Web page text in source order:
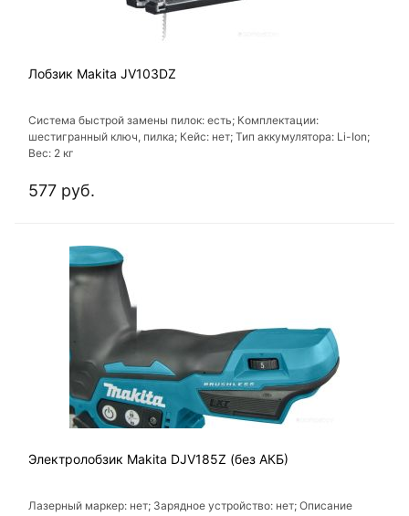
Лобзик Makita JV103DZ
Система быстрой замены пилок: есть; Комплектации:
шестигранный ключ, пилка; Кейс: нет; Тип аккумулятора: Li-Ion;
Вес: 2 кг
577 руб.
Электролобзик Makita DJV185Z (без АКБ)
Лазерный маркер: нет; Зарядное устройство: нет; Описание